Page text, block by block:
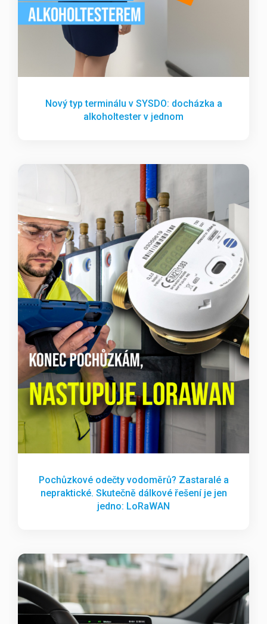
Nový typ terminálu v SYSDO: docházka a
alkoholtester v jednom
Pochůzkové odečty vodoměrů? Zastaralé a
nepraktické. Skutečně dálkové řešení je jen
jedno: LoRaWAN